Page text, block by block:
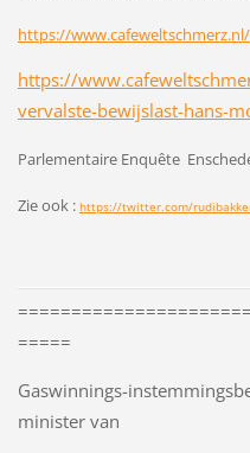
https://www.cafeweltschmerz.nl/
https://
vervalste-bewijslast-hans-
Parlementaire Enquête
Zie ook : https://twitter.com/
=====
Gaswinnings-
minister van